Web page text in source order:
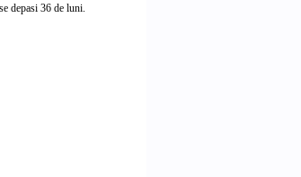
depasi 36 de luni.